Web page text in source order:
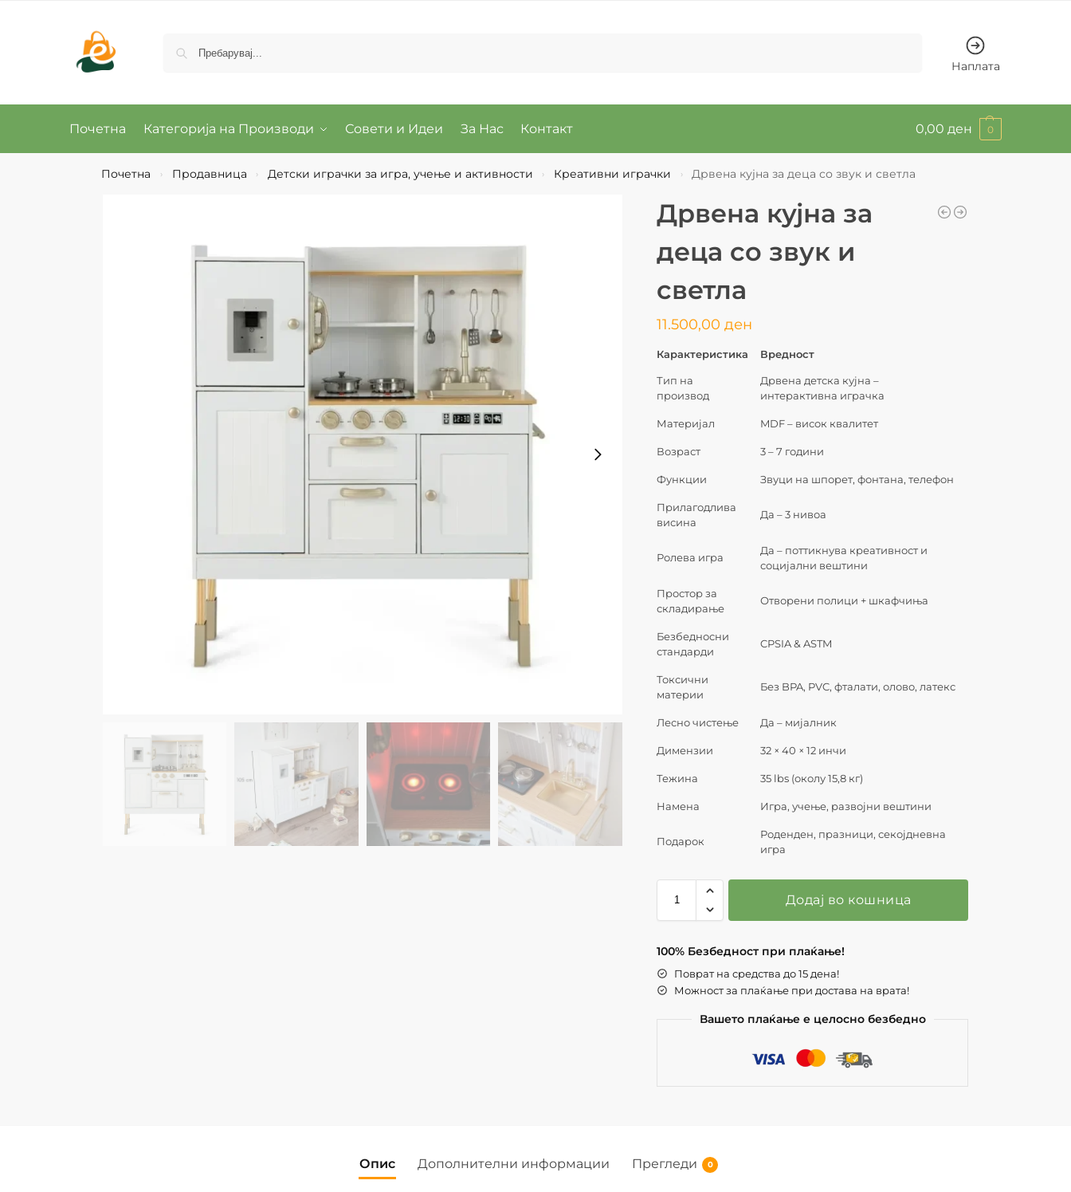
Наплата
Почетна Категорија на Производи Совети и Идеи За Нас Контакт 0,00 ден 0
Почетна › Продавница › Детски играчки за игра, учење и активности › Креативни играчки › Дрвена кујна за деца со звук и светла
Дрвена кујна за
деца со звук и
светла
11.500,00ден
Карактеристика Вредност
Тип на
производ
Дрвена детска кујна –
интерактивна играчка
Материјал MDF – висок квалитет
Возраст 3 – 7 години
Функции Звуци на шпорет, фонтанa, телефон
Прилагодлива
висина
Да – 3 нивоа
Ролева игра
Да – поттикнува креативност и
социјални вештини
Простор за
складирање
Отворени полици + шкафчиња
Безбедносни
стандарди
CPSIA & ASTM
Токсични
материи
Без BPA, PVC, фталати, олово, латекс
Лесно чистење Да – мијалник
Димензии 32 × 40 × 12 инчи
Тежина 35 lbs (околу 15,8 кг)
Намена Игра, учење, развојни вештини
Подарок
Роденден, празници, секојдневна
игра
Додај во кошница
100% Безбедност при плаќање!
Поврат на средства до 15 дена!
Можност за плаќање при достава на врата!
Вашето плаќање е целосно безбедно
Опис Дополнителни информации Прегледи 0